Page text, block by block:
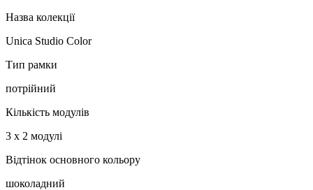
Назва колекції
Unica Studio Color
Тип рамки
потрійний
Кількість модулів
3 x 2 модулі
Відтінок основного кольору
шоколадний